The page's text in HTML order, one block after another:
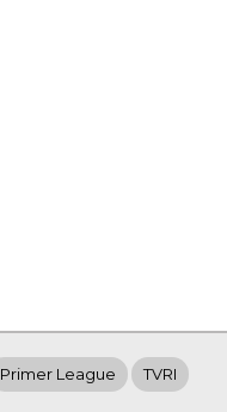
Primer League TVRI